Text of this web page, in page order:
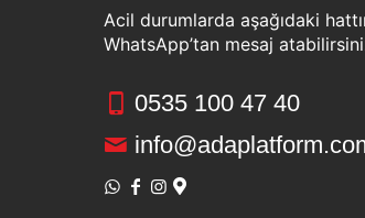
Acil durumlarda aşağıdaki
WhatsApp’tan mesaj
0535 100 47 40